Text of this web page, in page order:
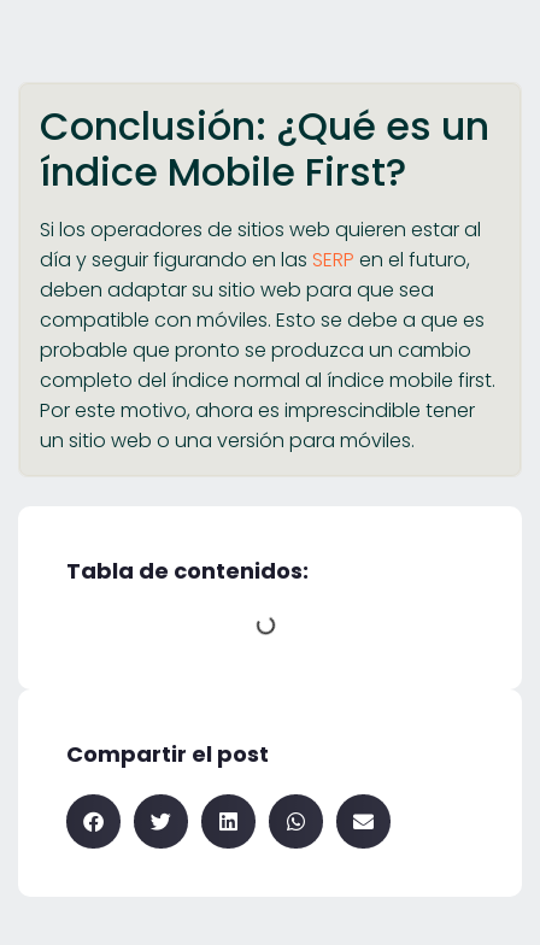
Conclusión: ¿Qué es un
índice Mobile First?
Si los operadores de sitios web quieren estar al
día y seguir figurando en las SERP en el futuro,
deben adaptar su sitio web para que sea
compatible con móviles. Esto se debe a que es
probable que pronto se produzca un cambio
completo del índice normal al índice mobile first.
Por este motivo, ahora es imprescindible tener
un sitio web o una versión para móviles.
Tabla de contenidos:
Compartir el post